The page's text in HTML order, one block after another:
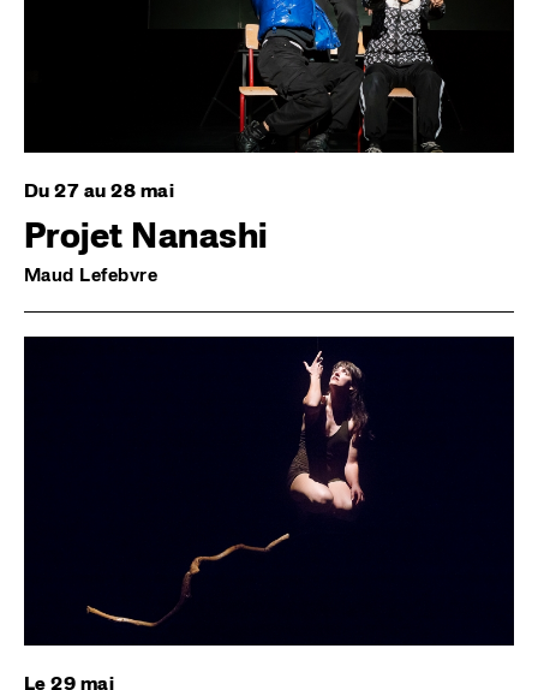
Du 27 au 28 mai
Projet Nanashi
Maud Lefebvre
Le 29 mai